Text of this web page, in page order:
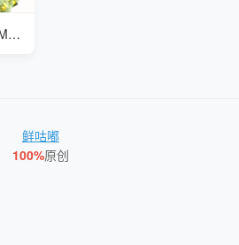
森下葉月 Shimaba Mori JRZE-130 成熟已婚女士的独奏
鲜咕嘟
100%原创